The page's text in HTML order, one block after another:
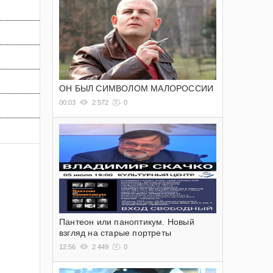
ОН БЫЛ СИМВОЛОМ МАЛОРОССИИ
00:03 2 572 0
Пантеон или паноптикум. Новый
взгляд на старые портреты
12:56 2 449 0